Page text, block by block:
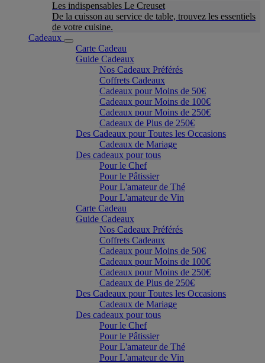
Les indispensables Le Creuset
De la cuisson au service de table, trouvez les essentiels
de votre cuisine.
Cadeaux
Carte Cadeau
Guide Cadeaux
Nos Cadeaux Préférés
Coffrets Cadeaux
Cadeaux pour Moins de 50€
Cadeaux pour Moins de 100€
Cadeaux pour Moins de 250€
Cadeaux de Plus de 250€
Des Cadeaux pour Toutes les Occasions
Cadeaux de Mariage
Des cadeaux pour tous
Pour le Chef
Pour le Pâtissier
Pour L'amateur de Thé
Pour L'amateur de Vin
Carte Cadeau
Guide Cadeaux
Nos Cadeaux Préférés
Coffrets Cadeaux
Cadeaux pour Moins de 50€
Cadeaux pour Moins de 100€
Cadeaux pour Moins de 250€
Cadeaux de Plus de 250€
Des Cadeaux pour Toutes les Occasions
Cadeaux de Mariage
Des cadeaux pour tous
Pour le Chef
Pour le Pâtissier
Pour L'amateur de Thé
Pour L'amateur de Vin